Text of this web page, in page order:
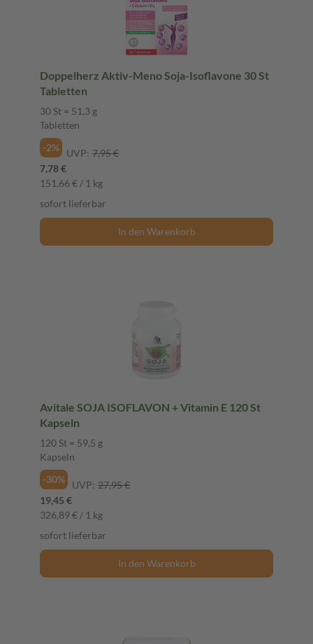
Doppelherz Aktiv-Meno Soja-Isoflavone 30 St
Tabletten
30 St = 51,3 g
Tabletten
-2%
UVP: 7,95 €
7,78 €
151,66 € / 1 kg
sofort lieferbar
In den Warenkorb
Avitale SOJA ISOFLAVON + Vitamin E 120 St
Kapseln
120 St = 59,5 g
Kapseln
-30%
UVP: 27,95 €
19,45 €
326,89 € / 1 kg
sofort lieferbar
In den Warenkorb